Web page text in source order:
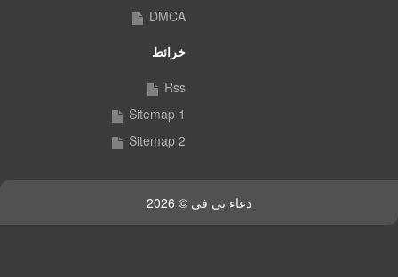
DMCA
خرائط
Rss
Sitemap 1
Sitemap 2
دعاء تي في © 2026